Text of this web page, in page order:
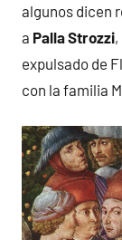
algunos dicen
a Palla Strozzi
expulsado de
con la familia